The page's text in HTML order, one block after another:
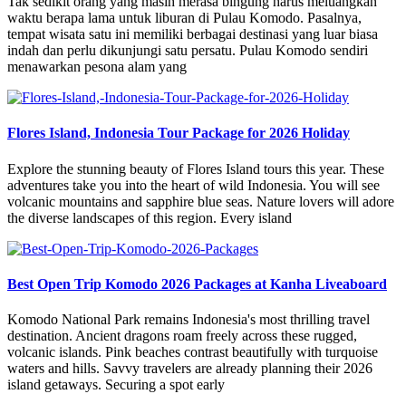
waktu berapa lama untuk liburan di Pulau Komodo. Pasalnya,
tempat wisata satu ini memiliki berbagai destinasi yang luar biasa
indah dan perlu dikunjungi satu persatu. Pulau Komodo sendiri
menawarkan pesona alam yang
Flores Island, Indonesia Tour Package for 2026 Holiday
Explore the stunning beauty of Flores Island tours this year. These
adventures take you into the heart of wild Indonesia. You will see
volcanic mountains and sapphire blue seas. Nature lovers will adore
the diverse landscapes of this region. Every island
Best Open Trip Komodo 2026 Packages at Kanha Liveaboard
Komodo National Park remains Indonesia's most thrilling travel
destination. Ancient dragons roam freely across these rugged,
volcanic islands. Pink beaches contrast beautifully with turquoise
waters and hills. Savvy travelers are already planning their 2026
island getaways. Securing a spot early